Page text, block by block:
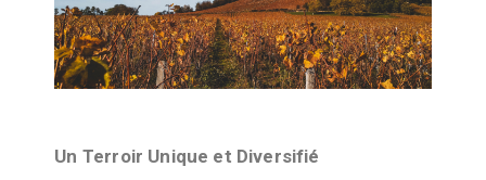
Un Terroir Unique et Diversifié